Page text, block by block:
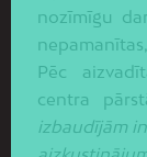
nozīmīgu
Pēc
centra
izbaudījām